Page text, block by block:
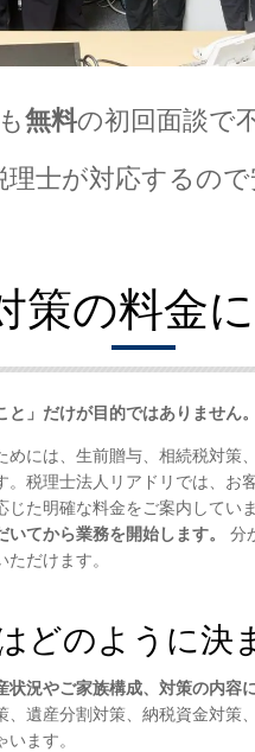
無料の初回面談で
理士が対応するので
策の料金
」だけが目的ではありません。
めには、生前贈与、相続税対策
。税理士法人リアドリでは、お
た明確な料金をご案内していま
てから業務を開始します。
分
だけます。
どのように決
況やご家族構成、対策の内容
、遺産分割対策、納税資金対策
ます。